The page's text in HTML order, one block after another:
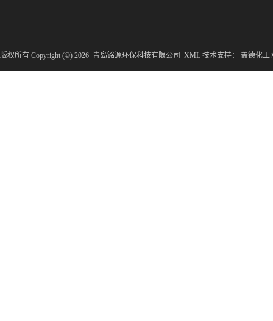
版权所有 Copyright (©) 2026 青岛铭源环保科技有限公司 XML 技术支持： 盖德化工